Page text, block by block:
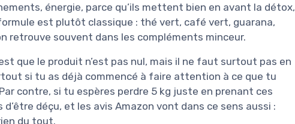
énergie, parce qu’ils mettent bien en avant la détox,
est plutôt classique : thé vert, café vert, guarana,
retrouve souvent dans les compléments minceur.
que le produit n’est pas nul, mais il ne faut surtout pas en
si tu as déjà commencé à faire attention à ce que tu
contre, si tu espères perdre 5 kg juste en prenant ces
déçu, et les avis Amazon vont dans ce sens aussi :
du tout.